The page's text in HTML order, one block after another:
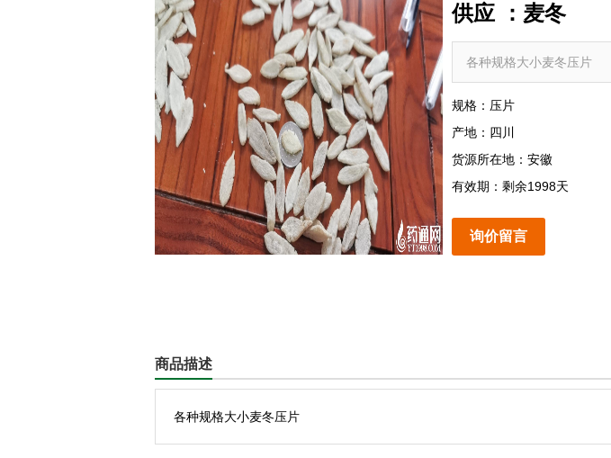
供应 ：麦冬
各种规格大小麦冬压片
规格：压片
产地：四川
货源所在地：安徽
有效期：剩余1998天
询价留言
商品描述
各种规格大小麦冬压片